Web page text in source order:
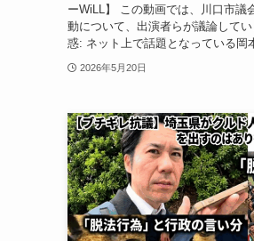
ーWiLL】 この動画では、川口市議
動について、出演者らが議論して
惑: ネット上で話題となっている岡
2026年5月20日